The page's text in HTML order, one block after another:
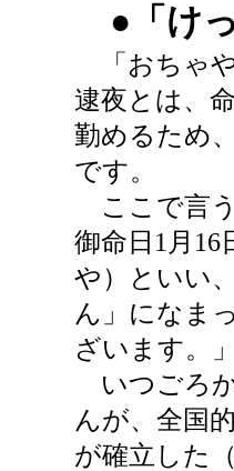
●「け
「おちゃ
逮夜とは、
勤めるため
です。
ここで言
御命日1月16
や）といい
ん」になま
ざいます。
いつごろ
んが、全国
が確立した